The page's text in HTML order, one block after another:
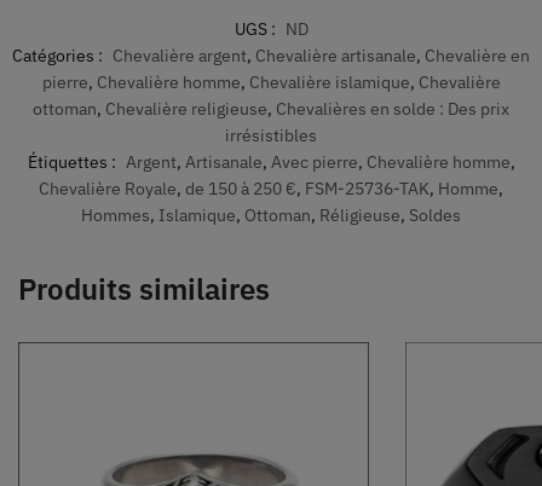
UGS : ND
Catégories : Chevalière argent, Chevalière artisanale, Chevalière en
pierre, Chevalière homme, Chevalière islamique, Chevalière
ottoman, Chevalière religieuse, Chevalières en solde : Des prix
irrésistibles
Étiquettes : Argent, Artisanale, Avec pierre, Chevalière homme,
Chevalière Royale, de 150 à 250 €, FSM-25736-TAK, Homme,
Hommes, Islamique, Ottoman, Réligieuse, Soldes
Produits similaires